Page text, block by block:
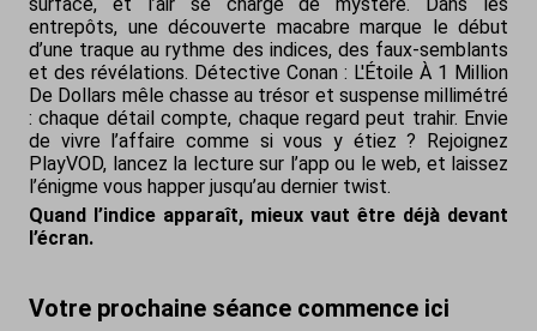
entrepôts, une découverte macabre marque le début
d’une traque au rythme des indices, des faux-semblants
et des révélations. Détective Conan : L'Étoile À 1 Million
De Dollars mêle chasse au trésor et suspense millimétré
: chaque détail compte, chaque regard peut trahir. Envie
de vivre l’affaire comme si vous y étiez ? Rejoignez
PlayVOD, lancez la lecture sur l’app ou le web, et laissez
l’énigme vous happer jusqu’au dernier twist.
Quand l’indice apparaît, mieux vaut être déjà devant
l’écran.
Votre prochaine séance commence ici